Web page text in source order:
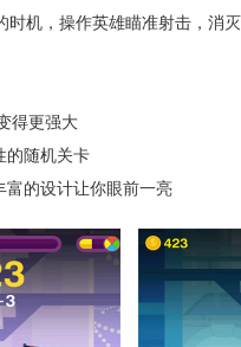
，操作英雄瞄准射击，消
得更强大
随机关卡
的设计让你眼前一亮